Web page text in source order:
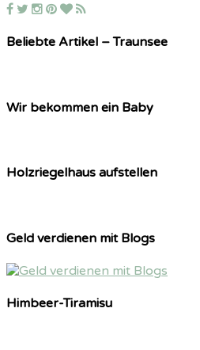
Beliebte Artikel – Traunsee
Wir bekommen ein Baby
Holzriegelhaus aufstellen
Geld verdienen mit Blogs
Himbeer-Tiramisu